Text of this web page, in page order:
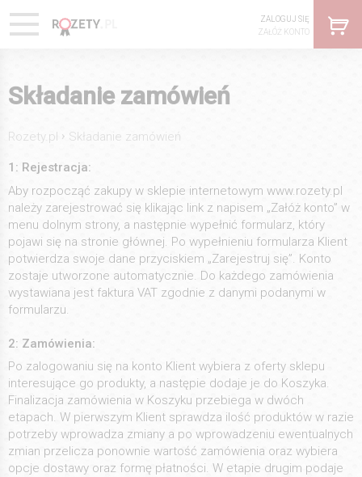
ZALOGUJ SIĘ
ZAŁÓŻ KONTO
Składanie zamówień
Rozety.pl › Składanie zamówień
1: Rejestracja:
Aby rozpocząć zakupy w sklepie internetowym www.rozety.pl
należy zarejestrować się klikając link z napisem „Załóż konto” w
menu dolnym strony, a następnie wypełnić formularz, który
pojawi się na stronie głównej. Po wypełnieniu formularza Klient
potwierdza swoje dane przyciskiem „Zarejestruj się”. Konto
zostaje utworzone automatycznie. Do każdego zamówienia
wystawiana jest faktura VAT zgodnie z danymi podanymi w
formularzu.
2: Zamówienia:
Po zalogowaniu się na konto Klient wybiera z oferty sklepu
interesujące go produkty, a następie dodaje je do Koszyka.
Finalizacja zamówienia w Koszyku przebiega w dwóch
etapach. W pierwszym Klient sprawdza ilość produktów w razie
potrzeby wprowadza zmiany a po wprowadzeniu ewentualnych
zmian przelicza ponownie wartość zamówienia oraz wybiera
opcje dostawy oraz formę płatności. W etapie drugim podaje